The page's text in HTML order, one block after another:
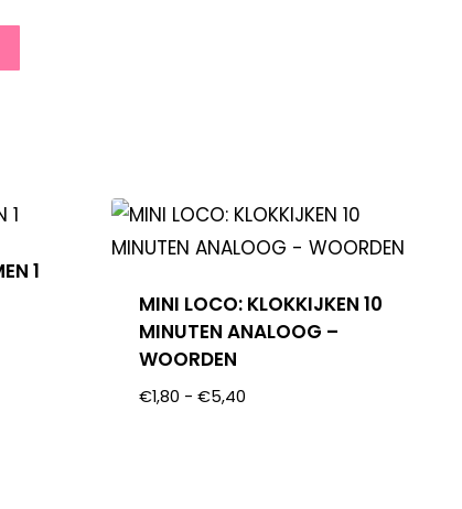
1
MINI LOCO: KLOKKIJKEN 10
MINUTEN ANALOOG –
WOORDEN
€1,80 - €5,40